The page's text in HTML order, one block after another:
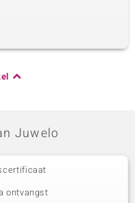
Juwelo
ontvangst